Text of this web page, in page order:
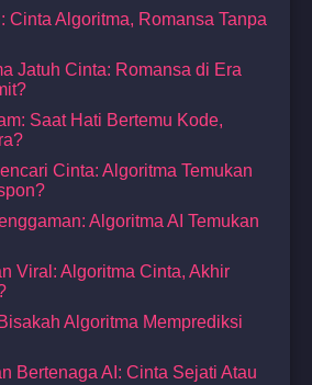
Cinta Algoritma, Romansa Tanpa
Jatuh Cinta: Romansa di Era
Saat Hati Bertemu Kode,
Cinta: Algoritma Temukan
Algoritma AI Temukan
Viral: Algoritma Cinta, Akhir
Algoritma Memprediksi
Bertenaga AI: Cinta Sejati Atau